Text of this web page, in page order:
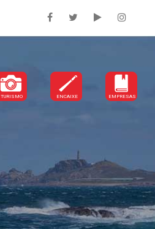
TURISMO ENCAIXE EMPRESAS